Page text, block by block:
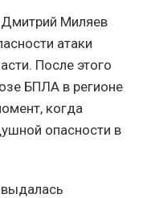
Дмитрий Миляев
атаки
После этого
БПЛА в регионе
когда
опасности в
выдалась